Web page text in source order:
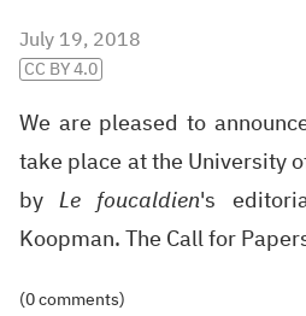
July 19, 2018
CC BY 4.0
We are pleased to
take place at the University
byLe foucaldien's
Koopman. The Call for
(0 comments)